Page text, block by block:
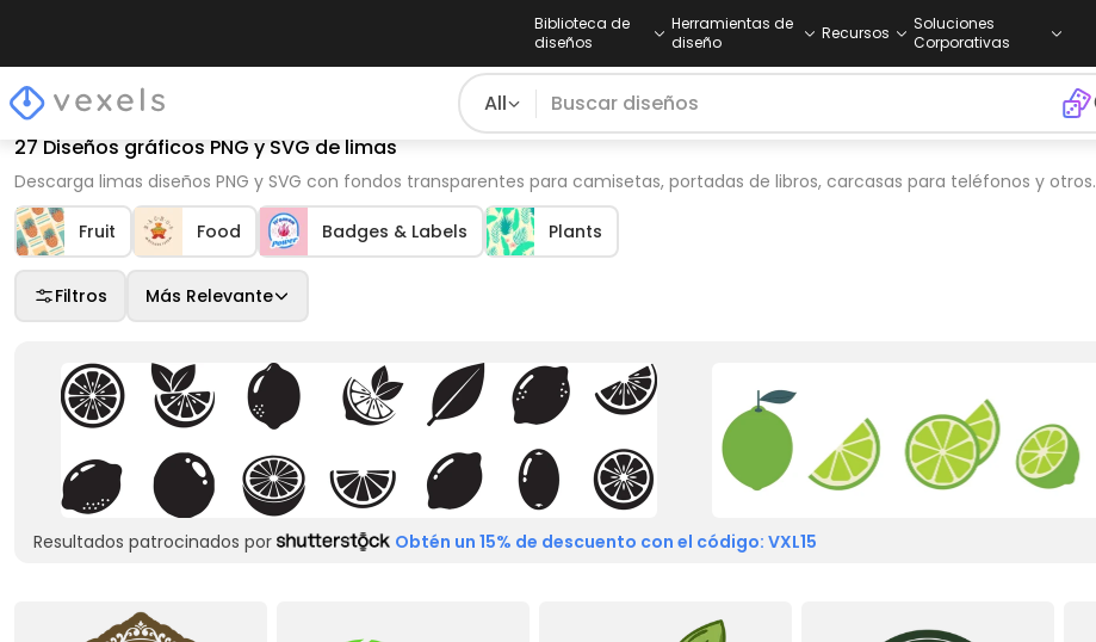
Biblioteca de
diseños
Herramientas de
diseño
Recursos
Soluciones
Corporativas
All
27 Diseños gráficos PNG y SVG de limas
Descarga limas diseños PNG y SVG con fondos transparentes para camisetas, portadas de libros, carcasas para teléfonos y otros.
Fruit Food Badges & Labels Plants
Filtros Más Relevante
Resultados patrocinados por Obtén un 15% de descuento con el código: VXL15